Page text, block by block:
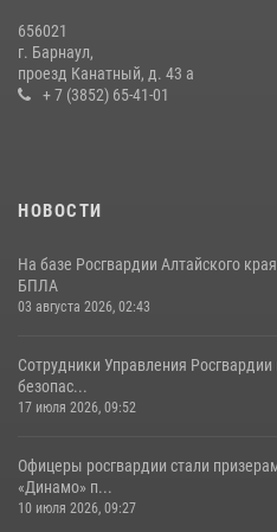
656021
г. Барнаул,
проезд Канатный, д. 43 а
+ 7 (3852) 65-41-01
НОВОСТИ
На базе Росгвардии Алтайского
БПЛА
03 августа 2026, 02:43
Сотрудники Управления
безопас...
17 июля 2026, 09:52
Офицеры росгвардии стали
«Динамо» п...
10 июля 2026, 09:27